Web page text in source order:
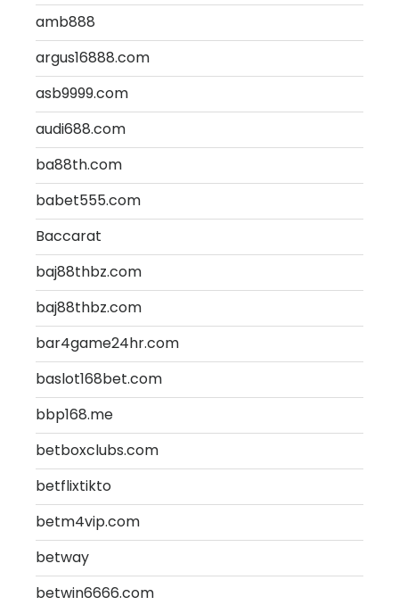
amb888
argus16888.com
asb9999.com
audi688.com
ba88th.com
babet555.com
Baccarat
baj88thbz.com
baj88thbz.com
bar4game24hr.com
baslot168bet.com
bbp168.me
betboxclubs.com
betflixtikto
betm4vip.com
betway
betwin6666.com